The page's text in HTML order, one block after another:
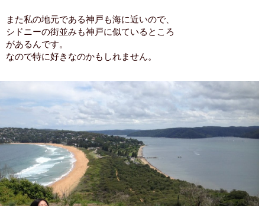
また私の地元である神戸も海に近いので、
シドニーの街並みも神戸に似ているところ
があるんです。
なので特に好きなのかもしれません。